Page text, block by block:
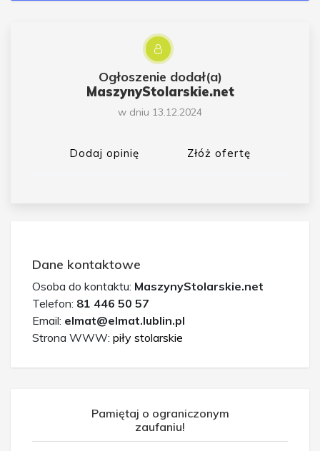
Ogłoszenie dodał(a)
MaszynyStolarskie.net
w dniu 13.12.2024
Dodaj opinię Złóż ofertę
Dane kontaktowe
Osoba do kontaktu: MaszynyStolarskie.net
Telefon: 81 446 50 57
Email: elmat@elmat.lublin.pl
Strona WWW: piły stolarskie
Pamiętaj o ograniczonym
zaufaniu!